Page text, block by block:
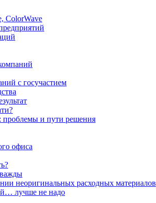
ColorWave
с госучастием
проблемы и пути решения
офиса
неоригинальных расходных материалов
лучше не надо